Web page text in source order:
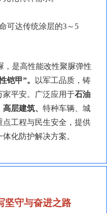
可达传统涂层的3～5
，是高性能改性聚脲弹性
铠甲”。
以军工品质，铸
家平安。广泛应用于石油
层建筑、 特种车辆、城
工程与民生安全，提供
化防护解决方案。
坚守与奋进之路